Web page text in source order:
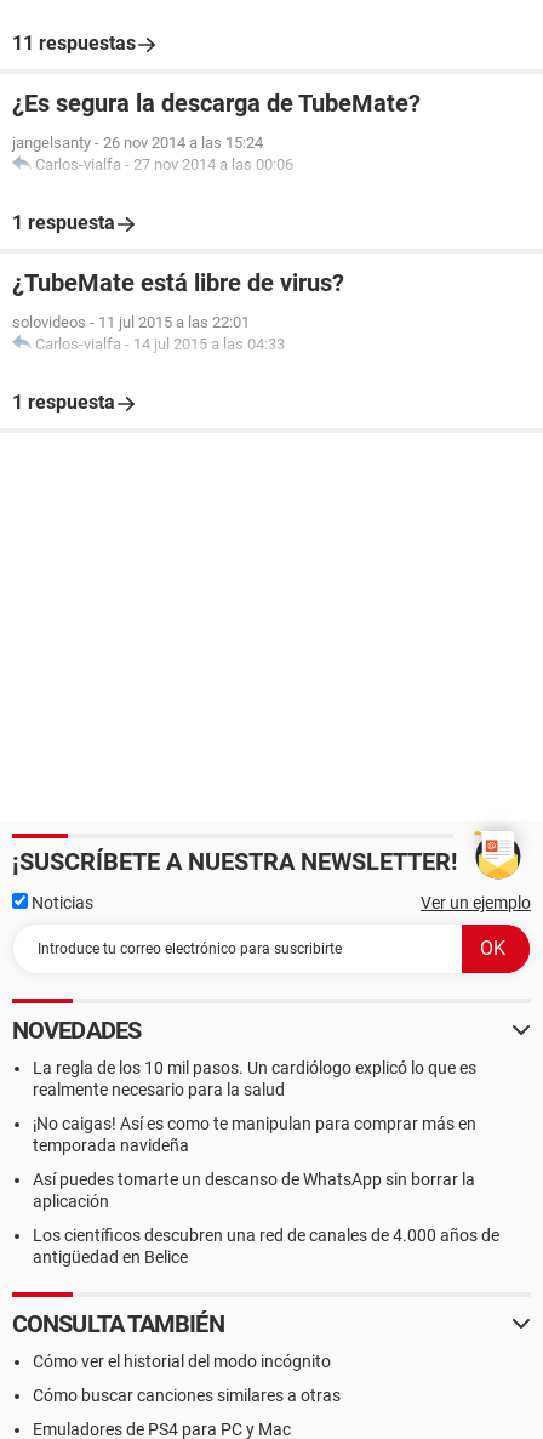
11 respuestas
¿Es segura la descarga de TubeMate?
jangelsanty - 26 nov 2014 a las 15:24
Carlos-vialfa - 27 nov 2014 a las 00:06
1 respuesta
¿TubeMate está libre de virus?
solovideos - 11 jul 2015 a las 22:01
Carlos-vialfa - 14 jul 2015 a las 04:33
1 respuesta
¡SUSCRÍBETE A NUESTRA NEWSLETTER!
Noticias Ver un ejemplo
NOVEDADES
La regla de los 10 mil pasos. Un cardiólogo explicó lo que es
realmente necesario para la salud
¡No caigas! Así es como te manipulan para comprar más en
temporada navideña
Así puedes tomarte un descanso de WhatsApp sin borrar la
aplicación
Los científicos descubren una red de canales de 4.000 años de
antigüedad en Belice
CONSULTA TAMBIÉN
Cómo ver el historial del modo incógnito
Cómo buscar canciones similares a otras
Emuladores de PS4 para PC y Mac